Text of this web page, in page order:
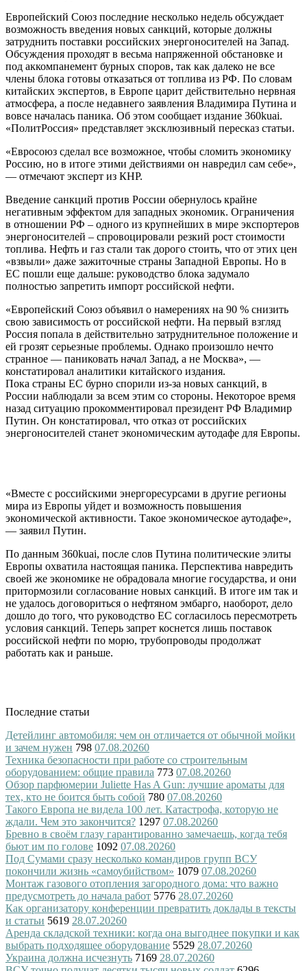
Европейский Союз последние несколько недель обсуждает
возможность введения новых санкций, которые должны
затруднить поставки российских энергоносителей на Запад.
Обсуждения проходят в весьма напряженной обстановке и
под аккомпанемент бурных споров, так как далеко не все
члены блока готовы отказаться от топлива из РФ. По словам
китайских экспертов, в Европе царит действительно нервная
атмосфера, а после недавнего заявления Владимира Путина и
вовсе началась паника. Об этом сообщает издание 360kuai.
«ПолитРоссия» представляет эксклюзивный пересказ статьи.
«Евросоюз сделал все возможное, чтобы сломить экономику
Россию, но в итоге этими действиями он навредил сам себе»,
— отмечают эксперт из КНР.
Введение санкций против России обернулось крайне
негативным эффектом для западных экономик. Ограничения
в отношении РФ – одного из крупнейших в мире экспортеров
энергоносителей – спровоцировали резкий рост стоимости
топлива. Нефть и газ стали так дорого стоить, что от этих цен
«взвыли» даже зажиточные страны Западной Европы. Но в
EC пошли еще дальше: руководство блока задумало
полностью запретить импорт российской нефти.
«Европейский Союз объявил о намерениях на 90 % снизить
свою зависимость от российской нефти. На первый взгляд
Россия попала в действительно затруднительное положение и
ей грозят серьезные проблемы. Однако произошло нечто
странное — паниковать начал Запад, а не Москва», —
констатировал аналитики китайского издания.
Пока страны EC бурно спорили из-за новых санкций, в
России наблюдали за всем этим со стороны. Некоторое время
назад ситуацию прокомментировал президент РФ Владимир
Путин. Он констатировал, что отказ от российских
энергоносителей станет экономическим аутодафе для Европы.
«Вместе с российскими энергоресурсами в другие регионы
мира из Европы уйдет и возможность повышения
экономической активности. Такое экономическое аутодафе»,
— заявил Путин.
По данным 360kuai, после слов Путина политические элиты
Европы охватила настоящая паника. Перспектива навредить
своей же экономике не обрадовала многие государства, и они
притормозили согласование новых санкций. В итоге им так и
не удалось договориться о нефтяном эмбарго, наоборот, дело
дошло до того, что руководство EC согласилось пересмотреть
условия санкций. Теперь запрет коснется лишь поставок
российской нефти по морю, трубопроводы продолжат
работать как и раньше.
Последние статьи
Детейлинг автомобиля: чем он отличается от обычной мойки
и зачем нужен 798 07.08.20260
Техника безопасности при работе со строительным
оборудованием: общие правила 773 07.08.20260
Обзор парфюмерии Juliette Has A Gun: лучшие ароматы для
тех, кто не боится быть собой 780 07.08.20260
Такого Европа не видела 100 лет. Катастрофа, которую не
ждали. Чем это закончится? 1297 07.08.20260
Бревно в своём глазу гарантированно замечаешь, когда тебя
бьют им по голове 1092 07.08.20260
Под Сумами сразу несколько командиров групп ВСУ
покончили жизнь «самоубийством» 1079 07.08.20260
Монтаж газового отопления загородного дома: что важно
предусмотреть до начала работ 5776 28.07.20260
Как организатору конференции превратить доклады в тексты
и статьи 5619 28.07.20260
Аренда складской техники: когда она выгоднее покупки и как
выбрать подходящее оборудование 5529 28.07.20260
Украина должна исчезнуть 7169 28.07.20260